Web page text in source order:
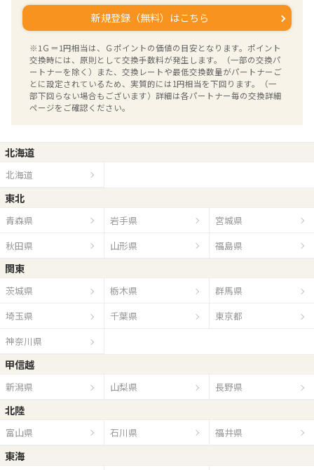
新規登録（無料）はこちら
※1Ｇ＝1円相当は、Ｇポイントの価値の目安となります。ポイント
交換時には、原則として交換手数料が発生します。（一部の交換パ
ートナーを除く）また、交換レートや最低交換数量がパートナーご
とに設定されているため、実質的には1円相当を下回ります。（一
部下回らない場合もございます）詳細は各パートナー毎の交換詳細
ページをご確認ください。
北海道
北海道
東北
青森県 岩手県
宮城県
秋田県
山形県 福島県
関東
茨城県 栃木県
群馬県
埼玉県
千葉県
東京都
神奈川県
甲信越
新潟県 山梨県 長野県
北陸
富山県 石川県 福井県
東海